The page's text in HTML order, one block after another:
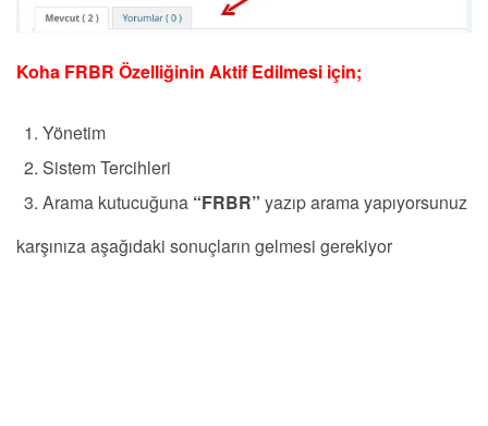
Koha FRBR Özelliğinin Aktif Edilmesi için;
Yönetim
Sistem Tercihleri
Arama kutucuğuna “FRBR” yazıp arama yapıyorsunuz
karşınıza aşağıdaki sonuçların gelmesi gerekiyor